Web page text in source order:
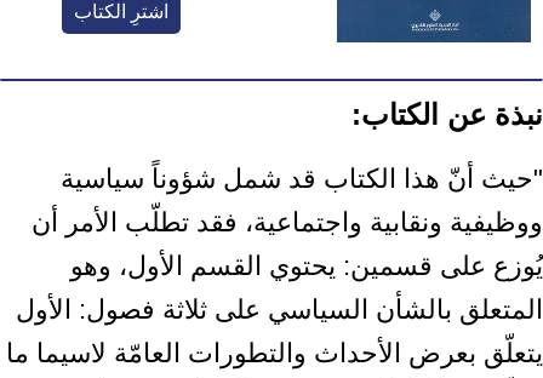
اشترِ الكتاب
نبذة عن الكتاب:
"حيث أنّ هذا الكتاب قد شمل شؤوناً سياسية
ووظيفية ونقابية واجتماعية، فقد تطلّب الأمر أن
يُوزع على قسمين: يحتوي القسم الأول، وهو
المتعلق بالشأن السياسي على ثلاثة فصول: الأول
يتعلّق بعرض الأحداث والتطورات العامّة لاسيما ما